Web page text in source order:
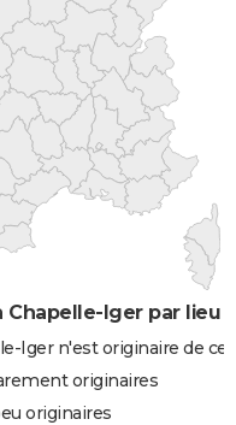
Iger par lieu
Iger n'est originaire de
originaires
originaires